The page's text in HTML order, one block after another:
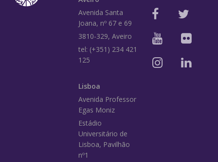
Avenida Santa
Joana, nº 67 e 69
3810-329, Aveiro
tel: (+351) 234 421
125
Lisboa
Avenida Professor
Egas Moniz
Estádio
Universitário de
Lisboa, Pavilhão
nº1